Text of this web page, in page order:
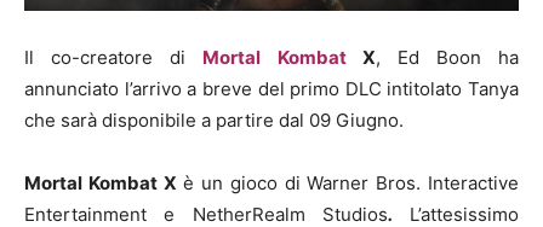
Il co-creatore di Mortal KombatX, Ed Boon ha
annunciato l’arrivo a breve del primo DLC intitolato Tanya
che sarà disponibile a partire dal 09 Giugno.
Mortal Kombat X è un gioco di Warner Bros. Interactive
Entertainment e NetherRealm Studios. L’attesissimo